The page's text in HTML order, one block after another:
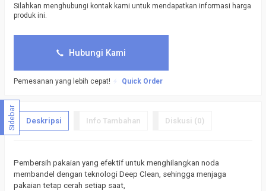
Silahkan menghubungi kontak kami untuk mendapatkan informasi harga
produk ini.
Hubungi Kami
Pemesanan yang lebih cepat! Quick Order
Deskripsi Info Tambahan Diskusi (0)
Pembersih pakaian yang efektif untuk menghilangkan noda
membandel dengan teknologi Deep Clean, sehingga menjaga
pakaian tetap cerah setiap saat,
Sidebar